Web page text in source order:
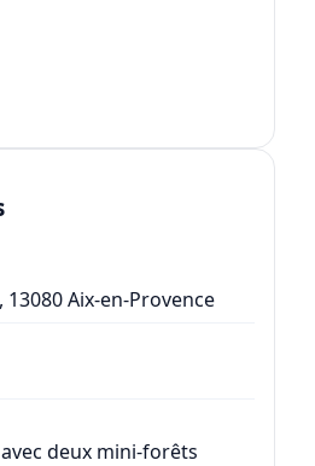
Aix-en-Provence
deux mini-forêts